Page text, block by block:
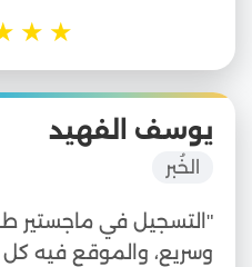
★
★
يوسف الفهيد
الخُبر
"التسجيل في ماجستير
وسريع، والموقع فيه كل